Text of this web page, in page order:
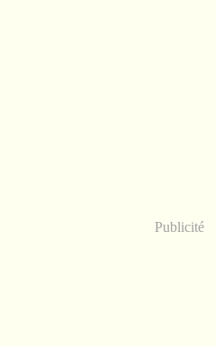
Publicité